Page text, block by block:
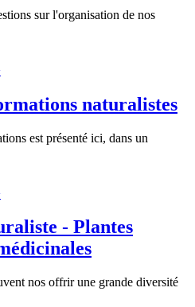
sur l'organisation de nos
naturalistes
est présenté ici, dans un
- Plantes
nos offrir une grande diversité